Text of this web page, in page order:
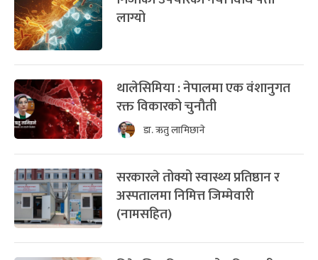
लाग्यो
थालेसिमिया : नेपालमा एक वंशानुगत
रक्त विकारको चुनौती
डा. ऋतु लामिछाने
सरकारले तोक्यो स्वास्थ्य प्रतिष्ठान र
अस्पतालमा निमित्त जिम्मेवारी
(नामसहित)